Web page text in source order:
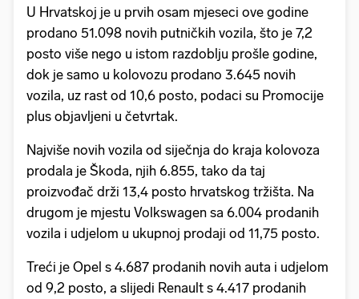
U Hrvatskoj je u prvih osam mjeseci ove godine
prodano 51.098 novih putničkih vozila, što je 7,2
posto više nego u istom razdoblju prošle godine,
dok je samo u kolovozu prodano 3.645 novih
vozila, uz rast od 10,6 posto, podaci su Promocije
plus objavljeni u četvrtak.
Najviše novih vozila od siječnja do kraja kolovoza
prodala je Škoda, njih 6.855, tako da taj
proizvođač drži 13,4 posto hrvatskog tržišta. Na
drugom je mjestu Volkswagen sa 6.004 prodanih
vozila i udjelom u ukupnoj prodaji od 11,75 posto.
Treći je Opel s 4.687 prodanih novih auta i udjelom
od 9,2 posto, a slijedi Renault s 4.417 prodanih